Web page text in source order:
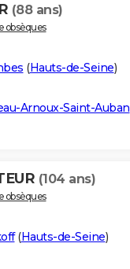
(88 ans)
obsèques
(Hauts-de-Seine)
Arnoux-Saint-Auban
(104 ans)
obsèques
(Hauts-de-Seine)